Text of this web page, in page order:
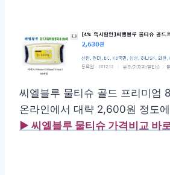
씨엘블루 물티슈 골드 프리미엄
온라인에서 대략 2,600원 정도
▶ 씨엘블루 물티슈 가격비교 바